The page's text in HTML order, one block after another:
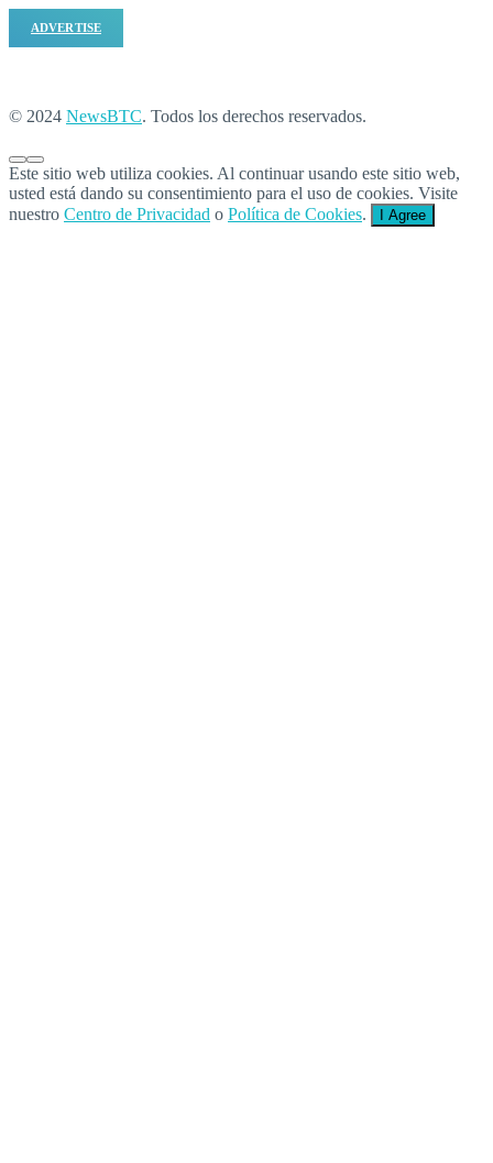
ADVERTISE
© 2024 NewsBTC. Todos los derechos reservados.
Este sitio web utiliza cookies. Al continuar usando este sitio web,
usted está dando su consentimiento para el uso de cookies. Visite
nuestro Centro de Privacidad o Política de Cookies. I Agree